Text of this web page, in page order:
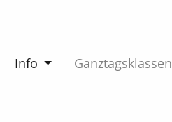
Info Ganztagsklassen